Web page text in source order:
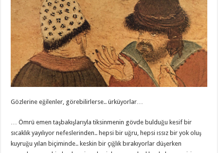
Gözlerine eğilenler, görebilirlerse.. ürküyorlar…
… Ömrü emen taşbakışlarıyla tiksinmenin gövde bulduğu kesif bir
sıcaklık yayılıyor nefeslerinden.. hepsi bir uğru, hepsi ıssız bir yok oluş
kuyruğu yılan biçiminde.. keskin bir çığlık bırakıyorlar düşerken